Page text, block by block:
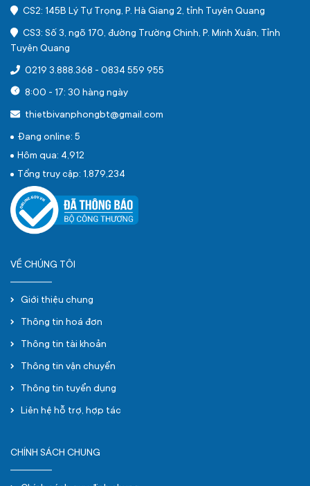
CS2: 145B Lý Tự Trọng, P. Hà Giang 2, tỉnh Tuyên Quang
CS3: Số 3, ngõ 170, đường Trường Chinh, P. Minh Xuân, Tỉnh
Tuyên Quang
0219 3.888.368 - 0834 559 955
8:00 - 17: 30 hàng ngày
thietbivanphongbt@gmail.com
Đang online: 5
Hôm qua: 4,912
Tổng truy cập: 1,879,234
VỀ CHÚNG TÔI
Giới thiệu chung
Thông tin hoá đơn
Thông tin tài khoản
Thông tin vận chuyển
Thông tin tuyển dụng
Liên hệ hỗ trợ, hợp tác
CHÍNH SÁCH CHUNG